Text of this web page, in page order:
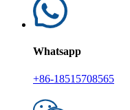
Whatsapp
+86-18515708565